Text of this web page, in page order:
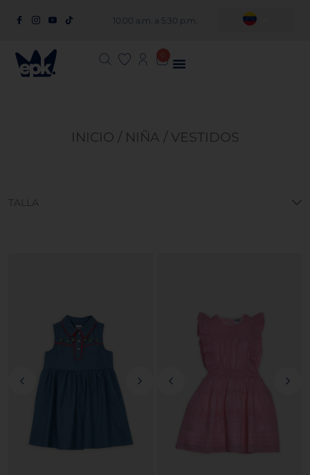
10:00 a.m. a 5:30 p.m.
INICIO / NIÑA / VESTIDOS
TALLA